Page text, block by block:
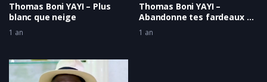
Thomas Boni YAYI – Plus
blanc que neige
1 an
Thomas Boni YAYI –
Abandonne tes fardeaux à
Ton Sauveur
1 an